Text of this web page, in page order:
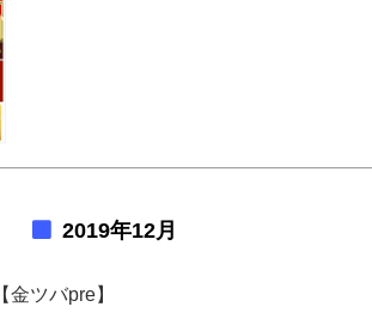
2019年12月
【金ツバpre】